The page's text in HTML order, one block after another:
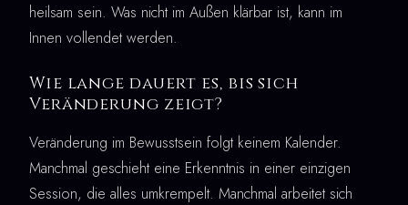
heilsam sein. Was nicht im Außen klärbar ist, kann im
Innen vollendet werden.
Wie lange dauert es, bis sich
Veränderung zeigt?
Veränderung im Bewusstsein folgt keinem Kalender.
Manchmal geschieht eine Erkenntnis in einer einzigen
Session, die alles umkrempelt. Manchmal arbeitet sich